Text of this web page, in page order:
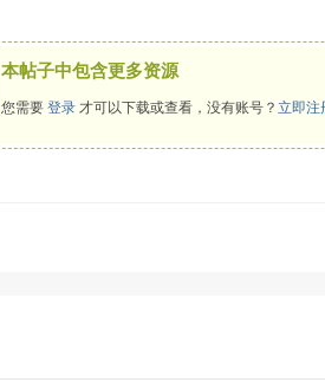
本帖子中包含更多资源
您需要 登录 才可以下载或查看，没有账号？ 立即注